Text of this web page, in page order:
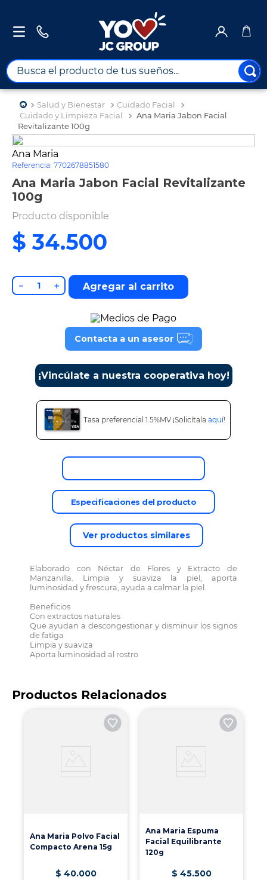
Busca el producto de tus sueños...
Salud y Bienestar
Cuidado Facial
Cuidado y Limpieza Facial
Ana Maria Jabon Facial
Revitalizante 100g
Ana Maria
Referencia: 7702678851580
Ana Maria Jabon Facial Revitalizante
100g
Producto disponible
$ 34.500
＋
－ Agregar al carrito
Contacta a un asesor
¡Vincúlate a nuestra cooperativa hoy!
Tasa preferencial 1.5%MV ¡Solicítala aquí!
Especificaciones del producto
Ver productos similares
Elaborado con Néctar de Flores y Extracto de
Manzanilla. Limpia y suaviza la piel, aporta
luminosidad y frescura, ayuda a calmar la piel.
Beneficios
Con extractos naturales
Que ayudan a descongestionar y disminuir los signos
de fatiga
Limpia y suaviza
Aporta luminosidad al rostro
Productos Relacionados
Ana Maria Polvo Facial
Compacto Arena 15g
$ 40.000
Ana Maria Espuma
Facial Equilibrante
120g
$ 45.500
TÉRMINOS MÁS BUSCADOS
1.
combos
2.
maximuebles
4.
celulares
6.
turismo
7.
tv
10. alexa echo dot 5